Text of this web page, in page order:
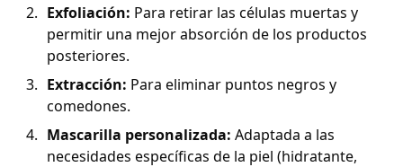
Exfoliación: Para retirar las células muertas y
permitir una mejor absorción de los productos
posteriores.
Extracción: Para eliminar puntos negros y
comedones.
Mascarilla personalizada: Adaptada a las
necesidades específicas de la piel (hidratante,